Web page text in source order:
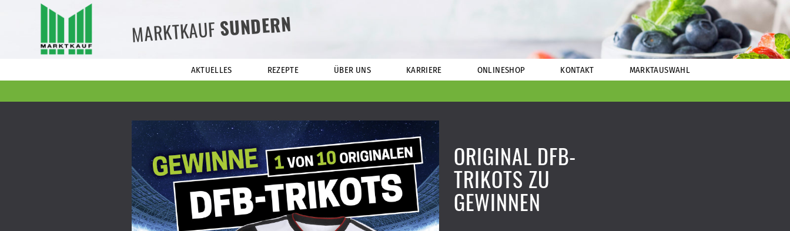
MARKTKAUFSUNDERN
AKTUELLES REZEPTE ÜBER UNS KARRIERE ONLINESHOP KONTAKT MARKTAUSWAHL
ORIGINAL DFB-
TRIKOTS ZU
GEWINNEN